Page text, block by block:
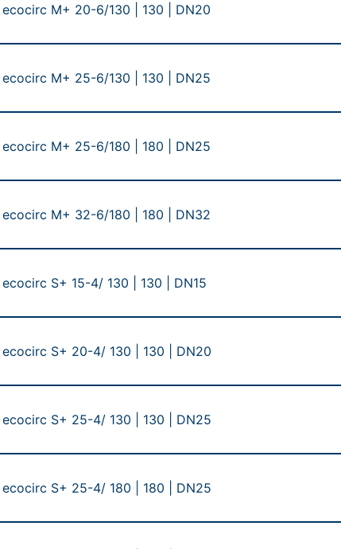
ecocirc M+ 20-6/130 | 130 | DN20
ecocirc M+ 25-6/130 | 130 | DN25
ecocirc M+ 25-6/180 | 180 | DN25
ecocirc M+ 32-6/180 | 180 | DN32
S+ 15-4/ 130 | 130 | DN15
ecocirc S+ 20-4/ 130 | 130 | DN20
ecocirc S+ 25-4/ 130 | 130 | DN25
ecocirc S+ 25-4/ 180 | 180 | DN25